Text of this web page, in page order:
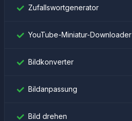
Zufallswortgenerator
YouTube-Miniatur-Downloader
Bildkonverter
Bildanpassung
Bild drehen